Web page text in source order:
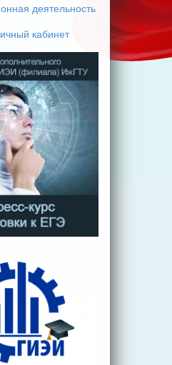
деятельность
кабинет